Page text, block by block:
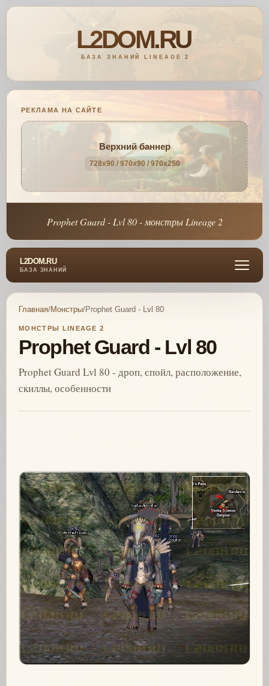
РЕКЛАМА НА САЙТЕ
Верхний баннер
728x90 / 970x90 / 970x250
Prophet Guard - Lvl 80 - монстры Lineage 2
L2DOM.RU
БАЗА ЗНАНИЙ
Главная/Монстры/Prophet Guard - Lvl 80
МОНСТРЫ LINEAGE 2
Prophet Guard - Lvl 80
Prophet Guard Lvl 80 - дроп, спойл, расположение,
скиллы, особенности